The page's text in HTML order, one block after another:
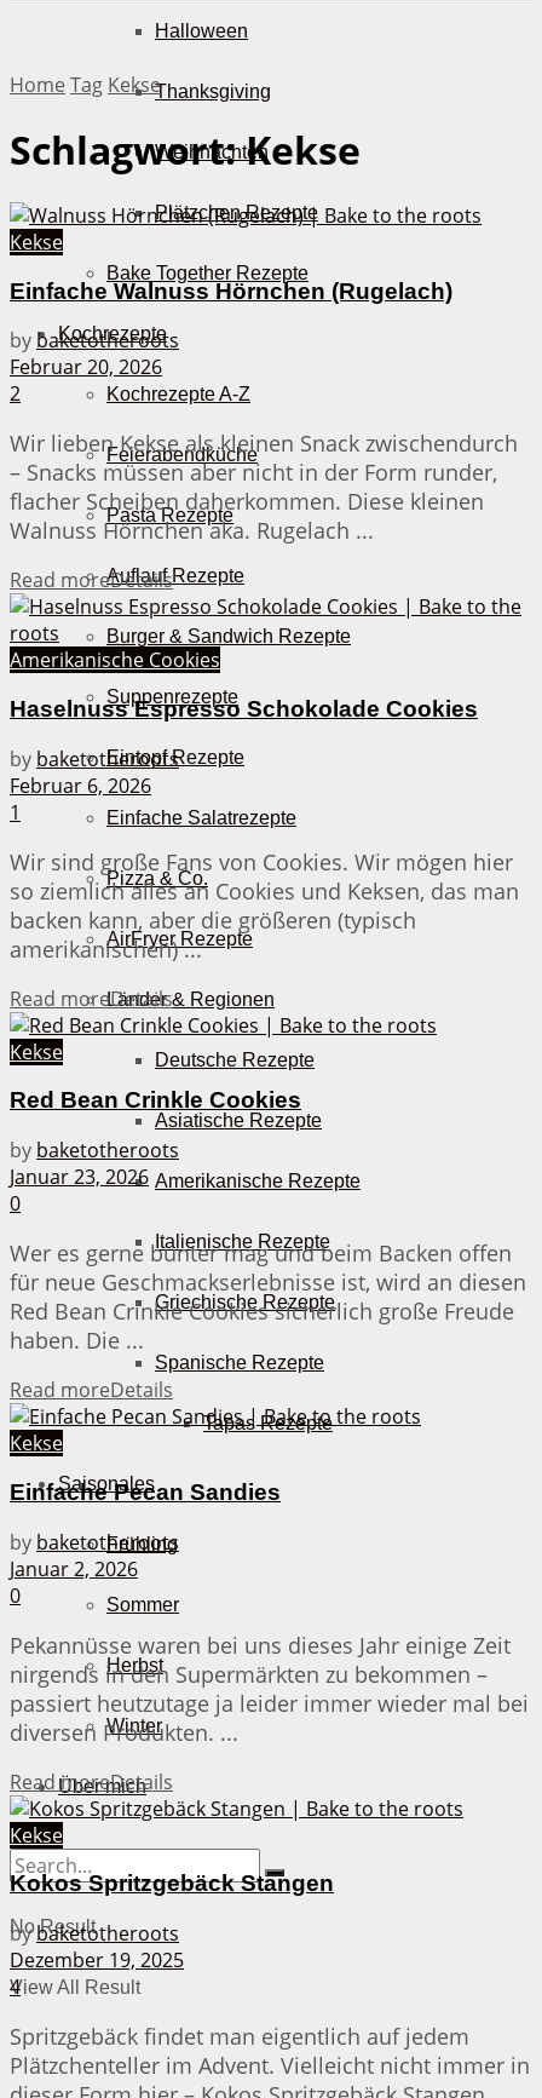
Halloween
Thanksgiving
Weihnachten
Plätzchen Rezepte
Bake Together Rezepte
Kochrezepte
Kochrezepte A-Z
Feierabendküche
Pasta Rezepte
Auflauf Rezepte
Burger & Sandwich Rezepte
Suppenrezepte
Eintopf Rezepte
Einfache Salatrezepte
Pizza & Co.
AirFryer Rezepte
Länder & Regionen
Deutsche Rezepte
Asiatische Rezepte
Amerikanische Rezepte
Italienische Rezepte
Griechische Rezepte
Spanische Rezepte
Tapas Rezepte
Saisonales
Frühling
Sommer
Herbst
Winter
Über mich
No Result
View All Result
Home Tag Kekse
Schlagwort:Kekse
Kekse
Einfache Walnuss Hörnchen (Rugelach)
by baketotheroots
Februar 20, 2026
2
Wir lieben Kekse als kleinen Snack zwischendurch
– Snacks müssen aber nicht in der Form runder,
flacher Scheiben daherkommen. Diese kleinen
Walnuss Hörnchen aka. Rugelach ...
Read moreDetails
Amerikanische Cookies
Haselnuss Espresso Schokolade Cookies
by baketotheroots
Februar 6, 2026
1
Wir sind große Fans von Cookies. Wir mögen hier
so ziemlich alles an Cookies und Keksen, das man
backen kann, aber die größeren (typisch
amerikanischen) ...
Read moreDetails
Kekse
Red Bean Crinkle Cookies
by baketotheroots
Januar 23, 2026
0
Wer es gerne bunter mag und beim Backen offen
für neue Geschmackserlebnisse ist, wird an diesen
Red Bean Crinkle Cookies sicherlich große Freude
haben. Die ...
Read moreDetails
Kekse
Einfache Pecan Sandies
by baketotheroots
Januar 2, 2026
0
Pekannüsse waren bei uns dieses Jahr einige Zeit
nirgends in den Supermärkten zu bekommen –
passiert heutzutage ja leider immer wieder mal bei
diversen Produkten. ...
Read moreDetails
Kekse
Kokos Spritzgebäck Stangen
by baketotheroots
Dezember 19, 2025
4
Spritzgebäck findet man eigentlich auf jedem
Plätzchenteller im Advent. Vielleicht nicht immer in